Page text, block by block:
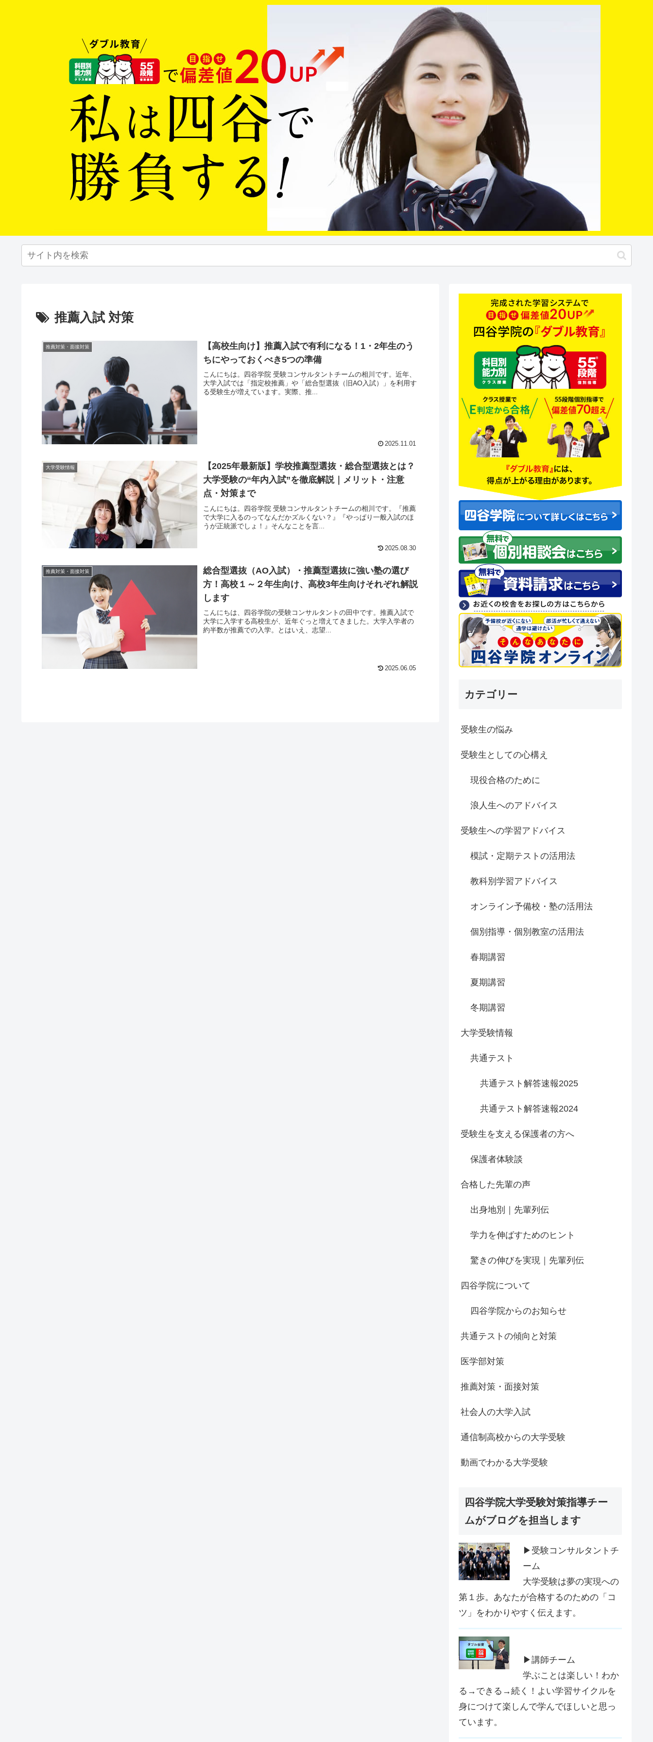
推薦入試 対策
推薦対策・面接対策
【高校生向け】推薦入試で有利になる！1・2年生のう
ちにやっておくべき5つの準備
こんにちは。四谷学院 受験コンサルタントチームの相川です。近年、
大学入試では「指定校推薦」や「総合型選抜（旧AO入試）」を利用す
る受験生が増えています。実際、推...
2025.11.01
大学受験情報
【2025年最新版】学校推薦型選抜・総合型選抜とは？
大学受験の“年内入試”を徹底解説｜メリット・注意
点・対策まで
こんにちは。四谷学院 受験コンサルタントチームの相川です。『推薦
で大学に入るのってなんだかズルくない？』『やっぱり一般入試のほ
うが正統派でしょ！』そんなことを言...
2025.08.30
推薦対策・面接対策
総合型選抜（AO入試）・推薦型選抜に強い塾の選び
方！高校１～２年生向け、高校3年生向けそれぞれ解説
します
こんにちは、四谷学院の受験コンサルタントの田中です。推薦入試で
大学に入学する高校生が、近年ぐっと増えてきました。大学入学者の
約半数が推薦での入学。とはいえ、志望...
2025.06.05
カテゴリー
受験生の悩み
受験生としての心構え
現役合格のために
浪人生へのアドバイス
受験生への学習アドバイス
模試・定期テストの活用法
教科別学習アドバイス
オンライン予備校・塾の活用法
個別指導・個別教室の活用法
春期講習
夏期講習
冬期講習
大学受験情報
共通テスト
共通テスト解答速報2025
共通テスト解答速報2024
受験生を支える保護者の方へ
保護者体験談
合格した先輩の声
出身地別｜先輩列伝
学力を伸ばすためのヒント
驚きの伸びを実現｜先輩列伝
四谷学院について
四谷学院からのお知らせ
共通テストの傾向と対策
医学部対策
推薦対策・面接対策
社会人の大学入試
通信制高校からの大学受験
動画でわかる大学受験
四谷学院大学受験対策指導チー
ムがブログを担当します
▶受験コンサルタントチ
ーム
大学受験は夢の実現への
第１歩。あなたが合格するのための「コ
ツ」をわかりやすく伝えます。
▶講師チーム
学ぶことは楽しい！わか
る→できる→続く！よい学習サイクルを
身につけて楽しんで学んでほしいと思っ
ています。